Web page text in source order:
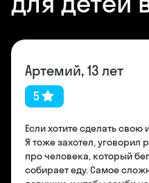
Артемий, 13 лет
5
Если хотите сделать свою
Я тоже захотел, уговорил
про человека, который
собирает еду. Самое